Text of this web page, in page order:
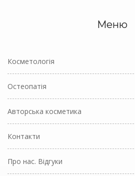
Меню
Косметологія
Остеопатія
Авторська косметика
Контакти
Про нас. Відгуки